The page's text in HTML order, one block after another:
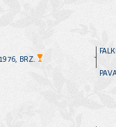
BRZ.